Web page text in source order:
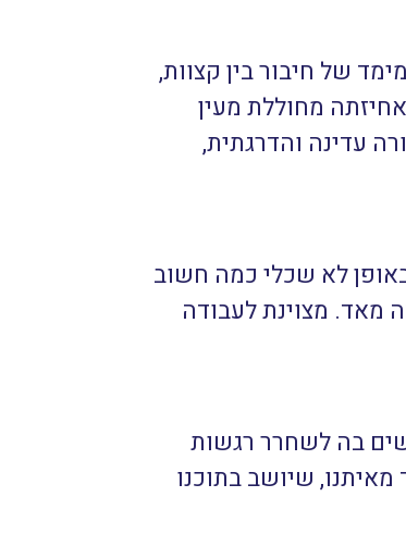
של חיבור בין קצוות,
מחוללת מעין
עדינה והדרגתית,
לא שכלי כמה חשוב
מאד. מצוינת לעבודה
בה לשחרר רגשות
שיושב בתוכנו